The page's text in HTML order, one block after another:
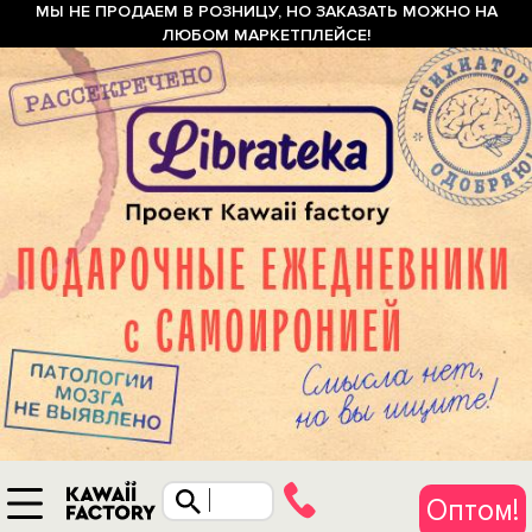
МЫ НЕ ПРОДАЕМ В РОЗНИЦУ, НО ЗАКАЗАТЬ МОЖНО НА
ЛЮБОМ МАРКЕТПЛЕЙСЕ!
Оптом!